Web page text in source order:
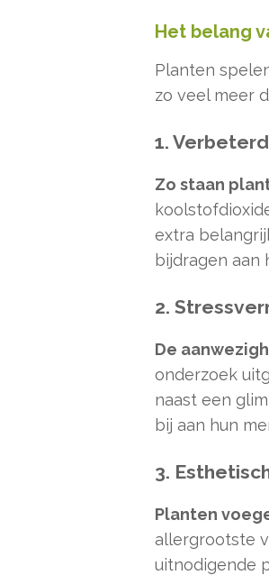
Het belang
Planten
zo veel meer
1.
Zo staan
extra
bijdragen aan
2.
De
onderzoek
naast een
bij aan hun
3.
Planten
allergrootste
uitnodigende